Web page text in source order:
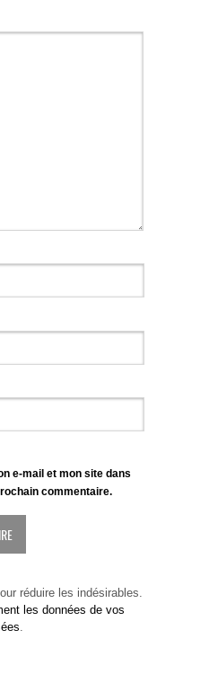
e-mail et mon site dans
commentaire.
réduire les indésirables.
les données de vos
.